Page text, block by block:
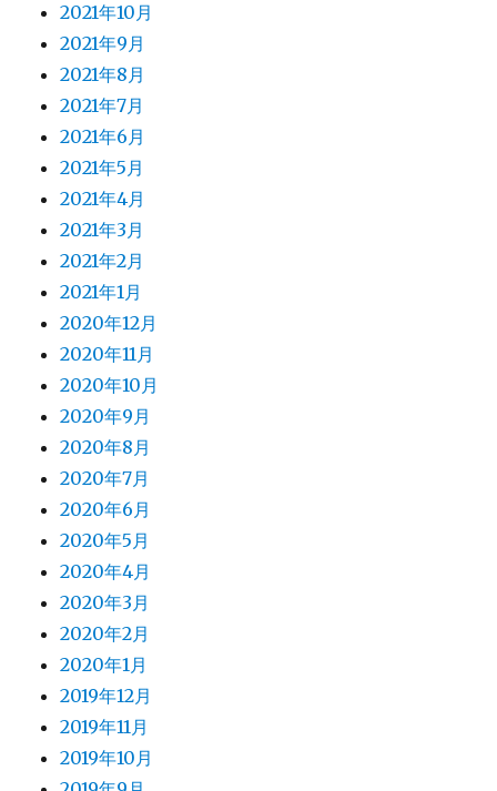
2021年10月
2021年9月
2021年8月
2021年7月
2021年6月
2021年5月
2021年4月
2021年3月
2021年2月
2021年1月
2020年12月
2020年11月
2020年10月
2020年9月
2020年8月
2020年7月
2020年6月
2020年5月
2020年4月
2020年3月
2020年2月
2020年1月
2019年12月
2019年11月
2019年10月